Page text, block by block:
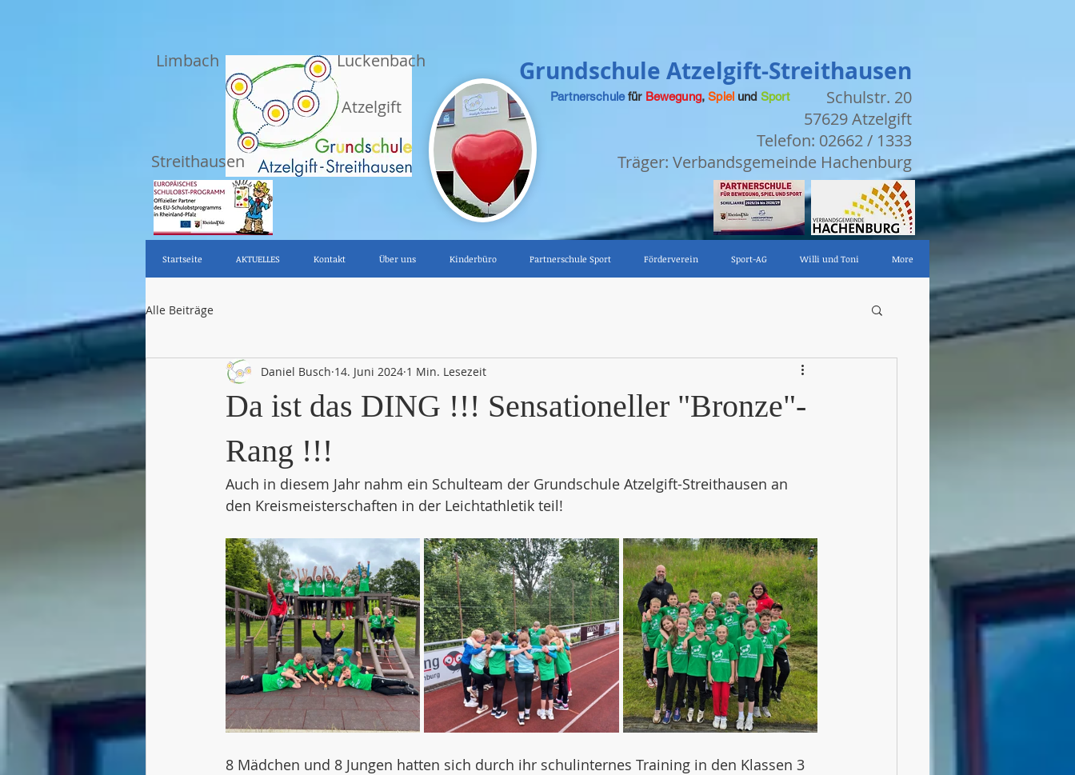
Limbach
Streithausen
Grundschule Atzelgift-Streithausen
Schulstr. 20
57629 Atzelgift
Telefon: 02662 / 1333
Träger: Verbandsgemeinde Hachenburg
Luckenbach
Atzelgift Partnerschulefür Bewegung,Spiel und Sport
Startseite AKTUELLES Kontakt Über uns Kinderbüro Partnerschule Sport Förderverein Sport-AG Willi und Toni More
Alle Beiträge
Da ist das DING !!! Sensationeller "Bronze"-
Rang !!!
Daniel Busch 14. Juni 2024 1 Min. Lesezeit
Auch in diesem Jahr nahm ein Schulteam der Grundschule Atzelgift-Streithausen an
den Kreismeisterschaften in der Leichtathletik teil!
8 Mädchen und 8 Jungen hatten sich durch ihr schulinternes Training in den Klassen 3